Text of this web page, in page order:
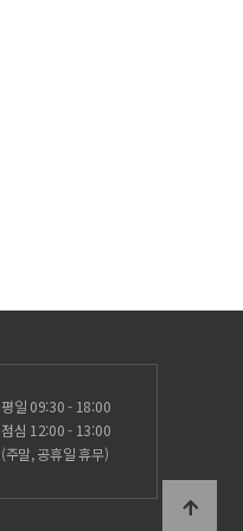
평일 09:30 - 18:00
점심 12:00 - 13:00
(주말, 공휴일 휴무)